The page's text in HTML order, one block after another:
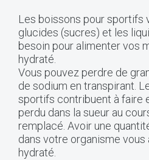
Les boissons pour sportifs
glucides (sucres) et les
besoin pour alimenter vos
hydraté.
Vous pouvez perdre de
de sodium en transpirant.
sportifs contribuent à faire
perdu dans la sueur au
remplacé. Avoir une
dans votre organisme vous
hydraté.